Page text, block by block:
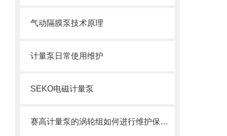
气动隔膜泵技术原理
计量泵日常使用维护
SEKO电磁计量泵
赛高计量泵的涡轮组如何进行维护保养？